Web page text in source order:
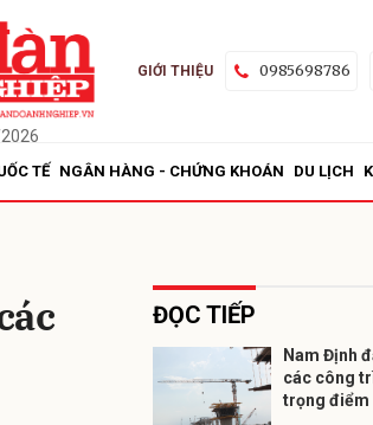
GIỚI THIỆU 0985698786
TẾ NGÂN HÀNG - CHỨNG KHOÁN DU LỊCH
ĐỌC TIẾP
Nam Định
các công
trọng điểm
Gửi